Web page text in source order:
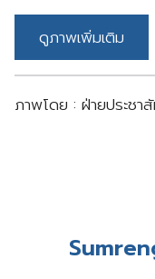
ดูภาพเพิ่มเติม
ภาพโดย : ฝ่ายประช